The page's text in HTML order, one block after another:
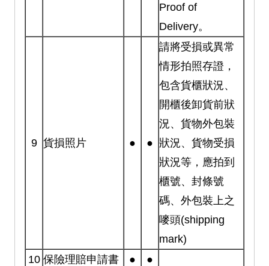
Proof of
Delivery。
9 貨損照片 ● ●
請將受損或異常
情形拍照存證，
包含貨櫃狀況、
開櫃後卸貨前狀
況、貨物外包裝
狀況、貨物受損
狀況等，應拍到
櫃號、封條號
碼、外包裝上之
嘜頭(shipping
mark)
10 保險理賠申請書 ● ●